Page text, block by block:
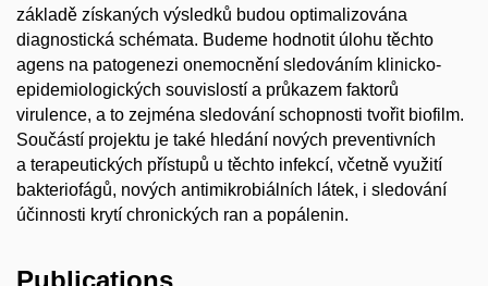
základě získaných výsledků budou optimalizována
diagnostická schémata. Budeme hodnotit úlohu těchto
agens na patogenezi onemocnění sledováním klinicko-
epidemiologických souvislostí a průkazem faktorů
virulence, a to zejména sledování schopnosti tvořit biofilm.
Součástí projektu je také hledání nových preventivních
a terapeutických přístupů u těchto infekcí, včetně využití
bakteriofágů, nových antimikrobiálních látek, i sledování
účinnosti krytí chronických ran a popálenin.
Publications